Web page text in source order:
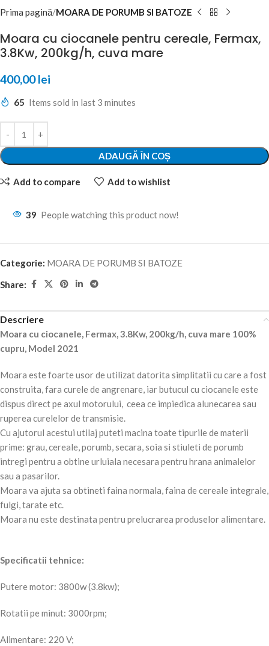
Prima pagină MOARA DE PORUMB SI BATOZE
Moara cu ciocanele pentru cereale, Fermax,
3.8Kw, 200kg/h, cuva mare
400,00lei
65 Items sold in last 3 minutes
ADAUGĂ ÎN COȘ
Add to compare Add to wishlist
39 People watching this product now!
Categorie: MOARA DE PORUMB SI BATOZE
Share:
Descriere
Moara cu ciocanele, Fermax, 3.8Kw, 200kg/h, cuva mare 100%
cupru, Model 2021
Moara este foarte usor de utilizat datorita simplitatii cu care a fost
construita, fara curele de angrenare, iar butucul cu ciocanele este
dispus direct pe axul motorului, ceea ce impiedica alunecarea sau
ruperea curelelor de transmisie.
Cu ajutorul acestui utilaj puteti macina toate tipurile de materii
prime: grau, cereale, porumb, secara, soia si stiuleti de porumb
intregi pentru a obtine urluiala necesara pentru hrana animalelor
sau a pasarilor.
Moara va ajuta sa obtineti faina normala, faina de cereale integrale,
fulgi, tarate etc.
Moara nu este destinata pentru prelucrarea produselor alimentare.
Specificatii tehnice:
Putere motor: 3800w (3.8kw);
Rotatii pe minut: 3000rpm;
Alimentare: 220 V;